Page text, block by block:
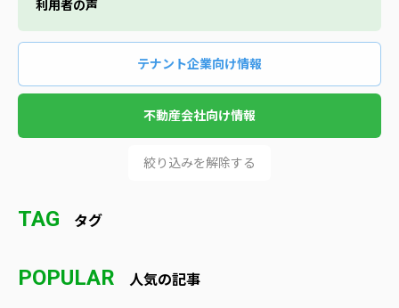
利用者の声
テナント企業向け情報
不動産会社向け情報
絞り込みを解除する
TAG タグ
POPULAR 人気の記事